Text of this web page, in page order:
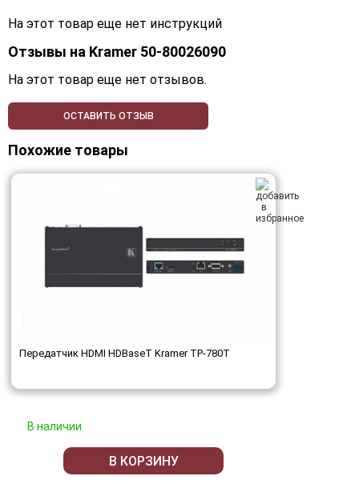
На этот товар еще нет инструкций
Отзывы на Kramer 50-80026090
На этот товар еще нет отзывов.
ОСТАВИТЬ ОТЗЫВ
Похожие товары
Передатчик HDMI HDBaseT Kramer TP-780T
В наличии
В КОРЗИНУ